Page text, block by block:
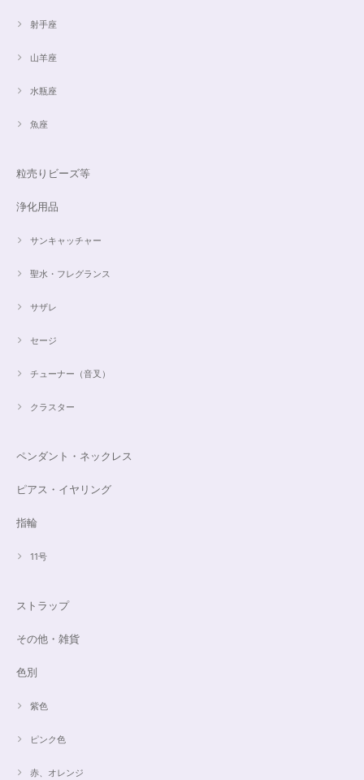
射手座
山羊座
水瓶座
魚座
粒売りビーズ等
浄化用品
サンキャッチャー
聖水・フレグランス
サザレ
セージ
チューナー（音叉）
クラスター
ペンダント・ネックレス
ピアス・イヤリング
指輪
11号
ストラップ
その他・雑貨
色別
紫色
ピンク色
赤、オレンジ